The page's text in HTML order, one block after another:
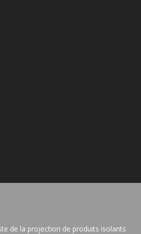
de la projection de produits isolants